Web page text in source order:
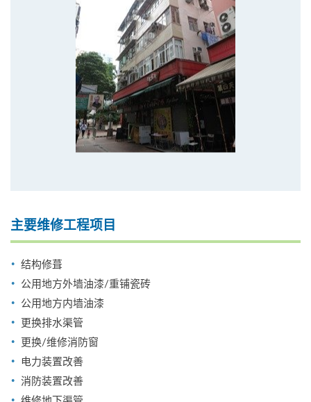
主要维修工程项目
结构修葺
公用地方外墙油漆/重铺瓷砖
公用地方内墙油漆
更换排水渠管
更换/维修消防窗
电力装置改善
消防装置改善